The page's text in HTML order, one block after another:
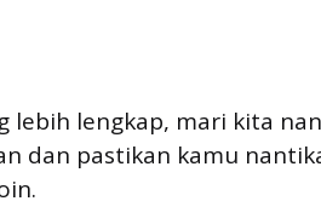
lebih lengkap, mari kita
dan pastikan kamu